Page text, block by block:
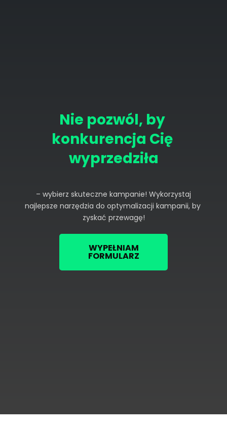
Nie pozwól, by
konkurencja Cię
wyprzedziła
najlepsze narzędzia do optymalizacji kampanii, by
zyskać przewagę!
WYPEŁNIAM
FORMULARZ